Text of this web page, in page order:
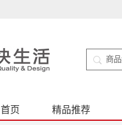
首页 精品推荐